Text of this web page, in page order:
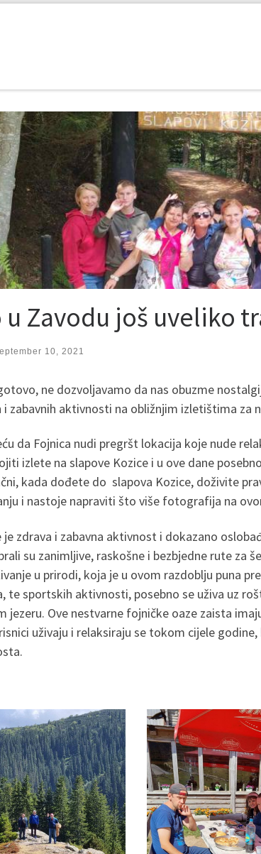
u Zavodu još uveliko
10, 2021
ne dozvoljavamo da nas obuzme
i zabavnih aktivnosti na obližnjim izletištima za
da Fojnica nudi pregršt lokacija koje nude
izlete na slapove Kozice i u ove dane
kada dođete do slapova Kozice, doživite
i nastoje napraviti što više fotografija na
je zdrava i zabavna aktivnost i dokazano
su zanimljive, raskošne i bezbjedne rute za
u prirodi, koja je u ovom razdoblju puna
te sportskih aktivnosti, posebno se uživa uz
jezeru. Ove nestvarne fojničke oaze zaista
uživaju i relaksiraju se tokom cijele